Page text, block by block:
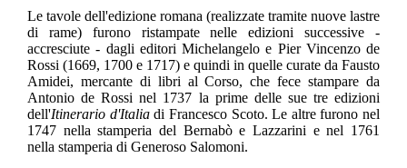
Le tavole dell'edizione romana (realizzate tramite nuove lastre
di rame) furono ristampate nelle edizioni successive -
accresciute - dagli editori Michelangelo e Pier Vincenzo de
Rossi (1669, 1700 e 1717) e quindi in quelle curate da Fausto
Amidei, mercante di libri al Corso, che fece stampare da
Antonio de Rossi nel 1737 la prime delle sue tre edizioni
dell'Itinerario d'Italiadi Francesco Scoto. Le altre furono nel
1747 nella stamperia del Bernabò e Lazzarini e nel 1761
nella stamperia di Generoso Salomoni.